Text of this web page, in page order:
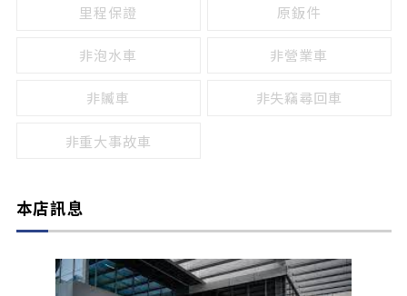
里程保證 原鈑件
非泡水車 非營業車
非贓車 非失竊尋回車
非重大事故車
本店訊息